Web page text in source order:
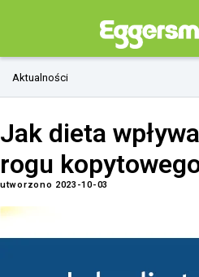
Aktualności
Jak dieta
rogu
utworzono 2023-10-03